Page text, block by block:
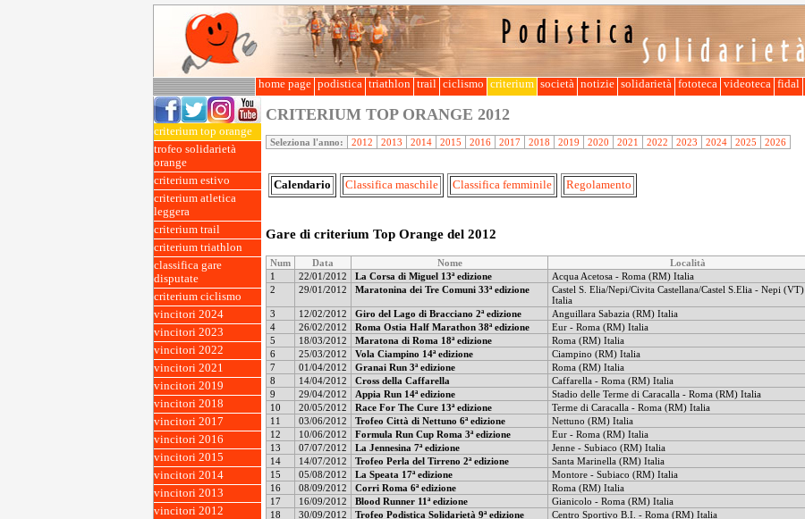
home page podistica triathlon trail ciclismo criterium società notizie solidarietà fototeca videoteca fidal
criterium top orange
trofeo solidarietà
orange
criterium estivo
criterium atletica
leggera
criterium trail
criterium triathlon
classifica gare
disputate
criterium ciclismo
vincitori 2024
vincitori 2023
vincitori 2022
vincitori 2021
vincitori 2019
vincitori 2018
vincitori 2017
vincitori 2016
vincitori 2015
vincitori 2014
vincitori 2013
vincitori 2012
CRITERIUM TOP ORANGE 2012
Seleziona l'anno: 2012 2013 2014 2015 2016 2017 2018 2019 2020 2021 2022 2023 2024 2025 2026
Calendario Classifica maschile Classifica femminile Regolamento
Gare di criterium Top Orange del 2012
Num Data Nome Località
1
22/01/2012 La Corsa di Miguel 13ª edizione Acqua Acetosa - Roma (RM) Italia
2
29/01/2012 Maratonina dei Tre Comuni 33ª edizione
Castel S. Elia/Nepi/Civita Castellana/Castel S.Elia - Nepi (VT)
Italia
3 12/02/2012 Giro del Lago di Bracciano 2ª edizione Anguillara Sabazia (RM) Italia
4
26/02/2012 Roma Ostia Half Marathon 38ª edizione Eur - Roma (RM) Italia
5
18/03/2012 Maratona di Roma 18ª edizione Roma (RM) Italia
6
25/03/2012 Vola Ciampino 14ª edizione Ciampino (RM) Italia
7
01/04/2012 Granai Run 3ª edizione Roma (RM) Italia
8
14/04/2012 Cross della Caffarella Caffarella - Roma (RM) Italia
9
29/04/2012 Appia Run 14ª edizione Stadio delle Terme di Caracalla - Roma (RM) Italia
10
20/05/2012 Race For The Cure 13ª edizione Terme di Caracalla - Roma (RM) Italia
11
03/06/2012 Trofeo Città di Nettuno 6ª edizione Nettuno (RM) Italia
12
10/06/2012 Formula Run Cup Roma 3ª edizione Eur - Roma (RM) Italia
13
07/07/2012 La Jennesina 7ª edizione Jenne - Subiaco (RM) Italia
14
14/07/2012 Trofeo Perla del Tirreno 2ª edizione Santa Marinella (RM) Italia
15
05/08/2012 La Speata 17ª edizione Montore - Subiaco (RM) Italia
16
08/09/2012 Corri Roma 6ª edizione Roma (RM) Italia
17
16/09/2012 Blood Runner 11ª edizione Gianicolo - Roma (RM) Italia
18
30/09/2012 Trofeo Podistica Solidarietà 9ª edizione Centro Sportivo B.I. - Roma (RM) Italia